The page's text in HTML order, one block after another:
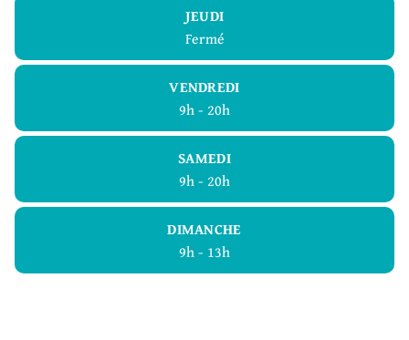
JEUDI
Fermé
VENDREDI
9h - 20h
SAMEDI
9h - 20h
DIMANCHE
9h - 13h